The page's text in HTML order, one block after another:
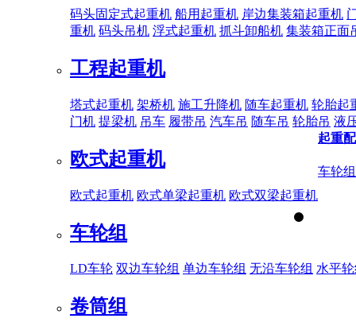
码头固定式起重机 船用起重机 岸边集装箱起重机
重机 码头吊机 浮式起重机 抓斗卸船机 集装箱正面
工程起重机
塔式起重机 架桥机 施工升降机 随车起重机 轮胎起
门机 提梁机 吊车 履带吊 汽车吊 随车吊 轮胎吊 液
欧式起重机
欧式起重机 欧式单梁起重机 欧式双梁起重机
起重
车轮组
车轮组
LD车轮 双边车轮组 单边车轮组 无沿车轮组 水平
卷筒组